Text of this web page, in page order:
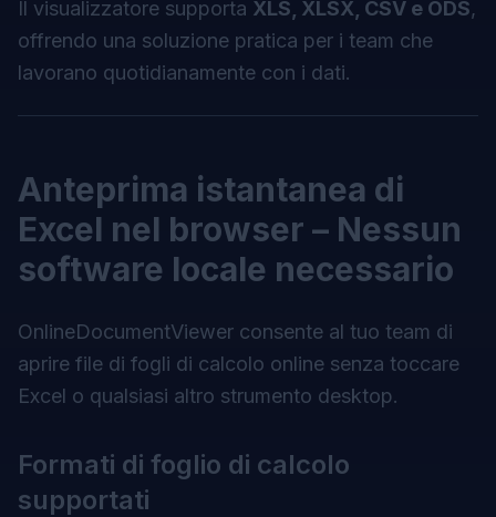
Il visualizzatore supporta XLS, XLSX, CSV e ODS,
offrendo una soluzione pratica per i team che
lavorano quotidianamente con i dati.
Anteprima istantanea di
Excel nel browser – Nessun
software locale necessario
OnlineDocumentViewer consente al tuo team di
aprire file di fogli di calcolo online senza toccare
Excel o qualsiasi altro strumento desktop.
Formati di foglio di calcolo
supportati